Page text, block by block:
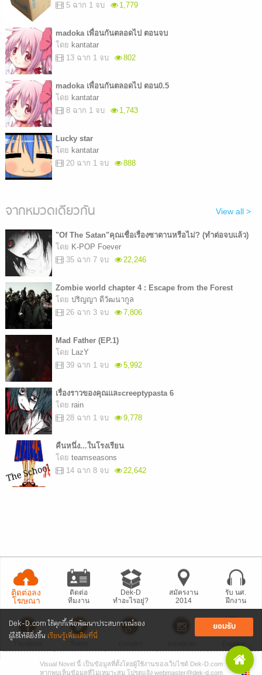
Dek-D.com ใช้คุกกี้เพื่อพัฒนาประสบการณ์ของ
ผู้ใช้ให้ดียิ่งขึ้น เรียนรู้เพิ่มเติมที่นี่
ยอมรับ
5 ฉาก 1 จบ
1,779
madoka เพื่อนกันตลอดไป ตอนจบ
โดย kantatar
13 ฉาก 1 จบ
802
madoka เพื่อนกันตลอดไป ตอน0.5
โดย kantatar
8 ฉาก 1 จบ
1,743
Lucky star
โดย kantatar
20 ฉาก 1 จบ
888
จากหมวดเดียวกัน View all >
"Of The Satan"คุณเชื่อเรื่องซาตานหรือไม่? (ทำต่อจบแล้ว)
โดย K-POP Foever
35 ฉาก 7 จบ
22,246
Zombie world chapter 4 : Escape from the Forest
โดย ปริญญา ดีวัฒนากูล
26 ฉาก 3 จบ
7,806
Mad Father (EP.1)
โดย LazY
39 ฉาก 1 จบ
5,992
เรื่องราวของคุณและcreeptypasta 6
โดย rain
28 ฉาก 1 จบ
9,778
คืนหนึ่ง...ในโรงเรียน
โดย teamseasons
14 ฉาก 8 จบ
22,642
ติดต่อลง
โฆษณา
ติดต่อ
ทีมงาน
Dek-D
ทำอะไรอยู่?
สมัครงาน
2014
รับ นศ.
ฝึกงาน
• แจ้งปัญหาเว็บไซต์ • Dek-D เป็นข่าว
• เที่ยวออฟฟิศ Dek-D
Visual Novel นี้ เป็นข้อมูลที่ตั้งโดยผู้ใช้งานของเว็บไซต์ Dek-D.com
หากพบเห็นข้อมูลที่ไม่เหมาะสม โปรดแจ้ง webmaster@dek-d.com